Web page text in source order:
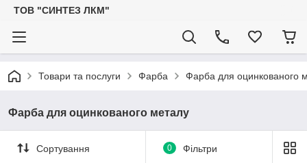
ТОВ "СИНТЕЗ ЛКМ"
Товари та послуги Фарба Фарба для оцинкованого
Фарба для оцинкованого металу
Сортування 0 Фільтри